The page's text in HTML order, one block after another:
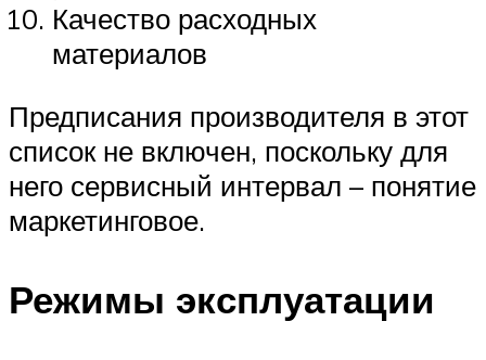
Качество расходных
материалов
Предписания производителя в этот
список не включен, поскольку для
него сервисный интервал – понятие
маркетинговое.
Режимы эксплуатации